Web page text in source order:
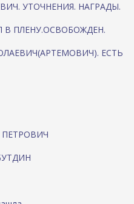
УТОЧНЕНИЯ. НАГРАДЫ.
В ПЛЕНУ.ОСВОБОЖДЕН.
ЕСТЬ
ПЕТРОВИЧ